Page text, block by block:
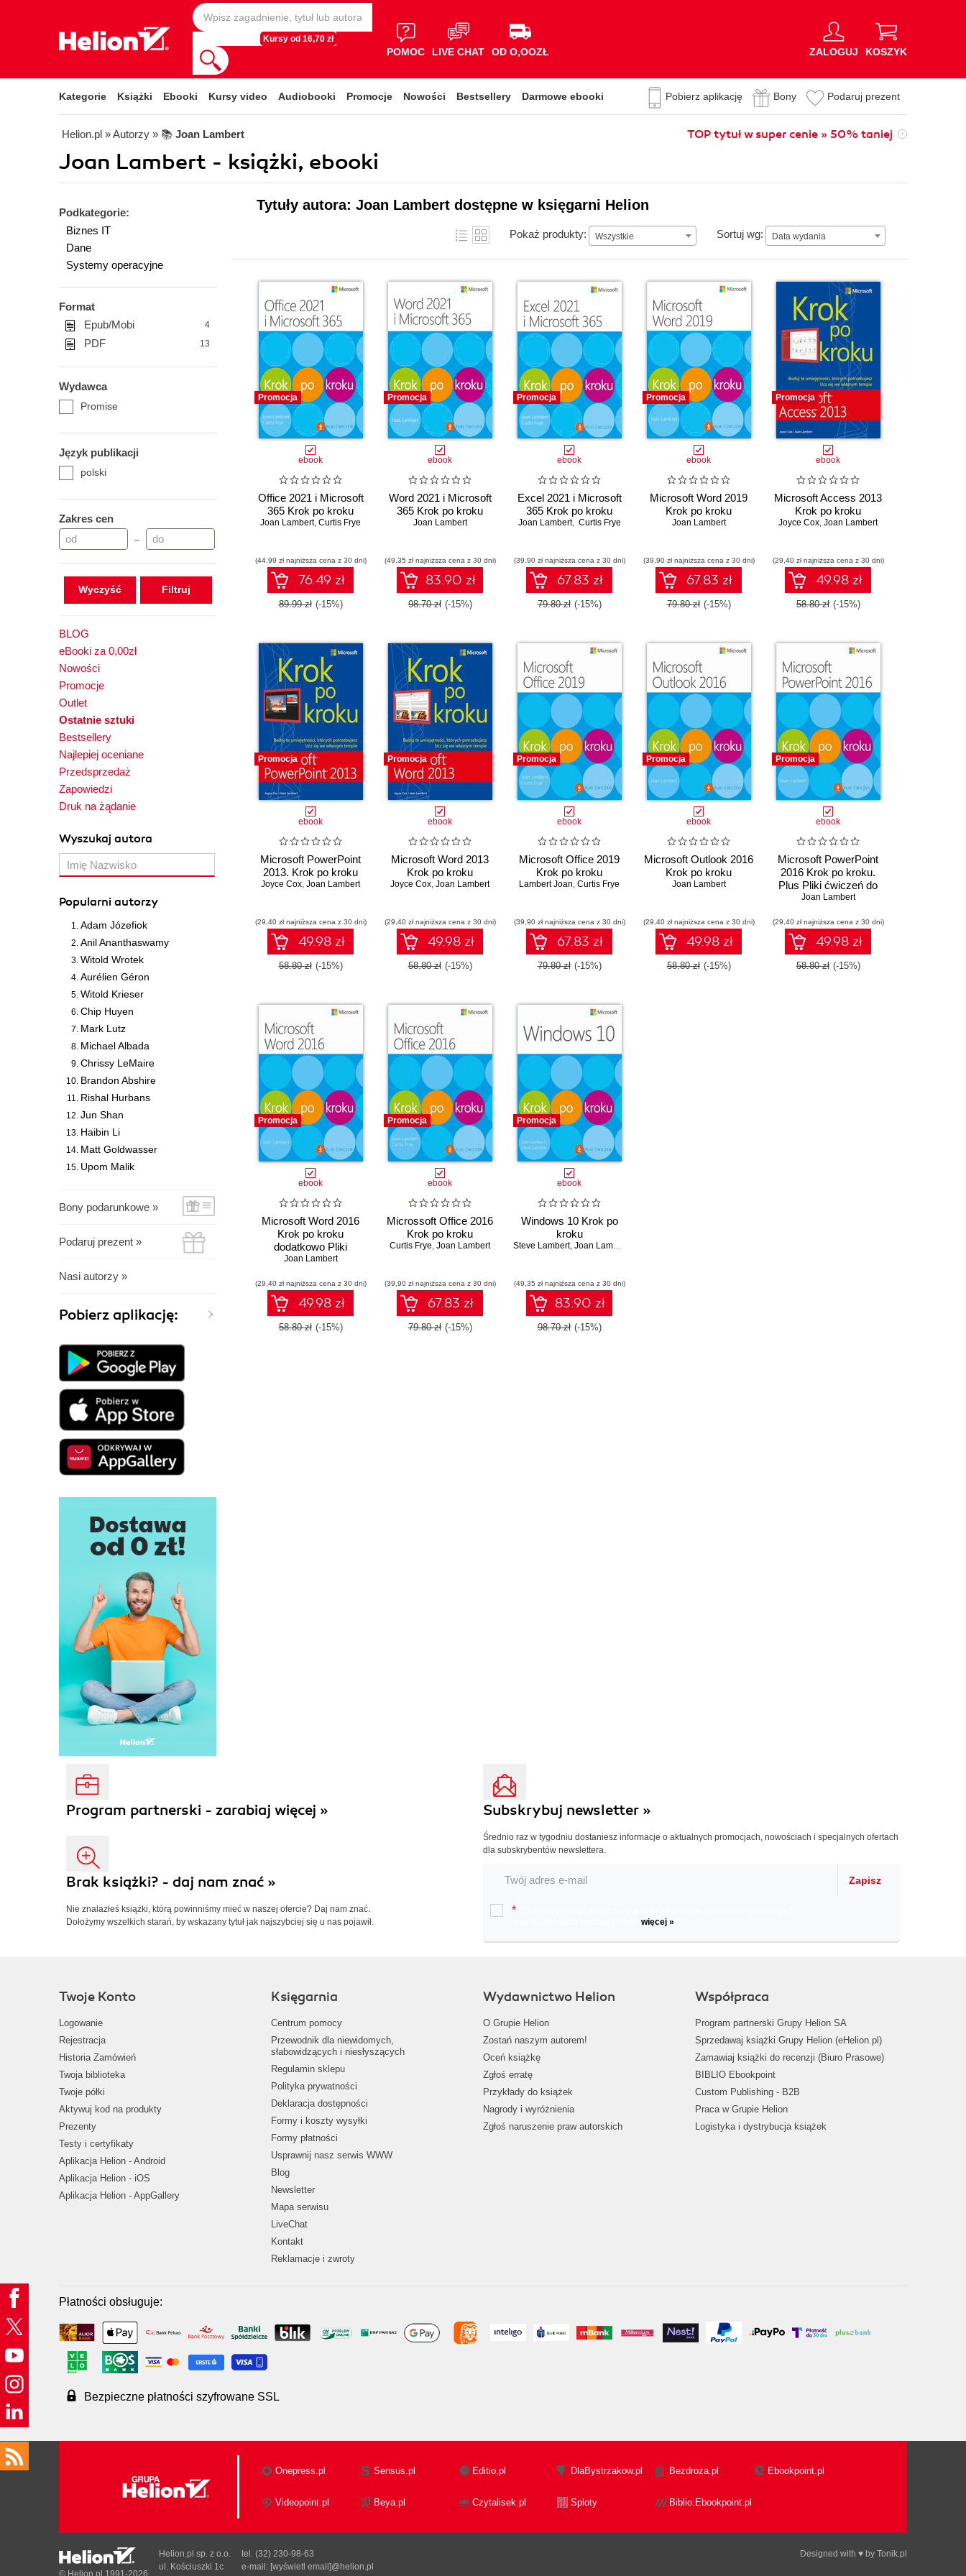
Kursy od 16,70 zł
POMOC LIVE CHAT OD O,OOZŁ ZALOGUJ KOSZYK
Kategorie Książki Ebooki Kursy video Audiobooki Promocje Nowości Bestsellery Darmowe ebooki Pobierz aplikację Bony Podaruj prezent
Helion.pl » Autorzy » 📚 Joan Lambert TOP tytuł w super cenie » 50% taniej
Joan Lambert - książki, ebooki
Podkategorie:
Biznes IT
Dane
Systemy operacyjne
Format
Epub/Mobi
4
PDF 13
Wydawca
Promise
Język publikacji
polski
Zakres cen
–
Wyczyść
BLOG
eBooki za 0,00zł
Nowości
Promocje
Outlet
Ostatnie sztuki
Bestsellery
Najlepiej oceniane
Przedsprzedaż
Zapowiedzi
Druk na żądanie
Wyszukaj autora
Popularni autorzy
Adam Józefiok
Anil Ananthaswamy
Witold Wrotek
Aurélien Géron
Witold Krieser
Chip Huyen
Mark Lutz
Michael Albada
Chrissy LeMaire
Brandon Abshire
Rishal Hurbans
Jun Shan
Haibin Li
Matt Goldwasser
Upom Malik
Bony podarunkowe »
Podaruj prezent »
Nasi autorzy »
Pobierz aplikację:
Tytuły autora: Joan Lambert dostępne w księgarni Helion
Pokaż produkty: Wszystkie Sortuj wg: Data wydania
Data wydania
Promocja
ebook
Office 2021 i Microsoft
365 Krok po kroku
Joan Lambert, Curtis Frye
(44,99 zł najniższa cena z 30 dni)
76.49 zł
89.99 zł (-15%)
Promocja
ebook
Word 2021 i Microsoft
365 Krok po kroku
Joan Lambert
(49,35 zł najniższa cena z 30 dni)
83.90 zł
98.70 zł (-15%)
Promocja
ebook
Excel 2021 i Microsoft
365 Krok po kroku
Joan Lambert, Curtis Frye
(39,90 zł najniższa cena z 30 dni)
67.83 zł
79.80 zł (-15%)
Promocja
ebook
Microsoft Word 2019
Krok po kroku
Joan Lambert
(39,90 zł najniższa cena z 30 dni)
67.83 zł
79.80 zł (-15%)
Promocja
ebook
Microsoft Access 2013
Krok po kroku
Joyce Cox, Joan Lambert
(29,40 zł najniższa cena z 30 dni)
49.98 zł
58.80 zł (-15%)
Promocja
ebook
Microsoft PowerPoint
2013. Krok po kroku
Joyce Cox, Joan Lambert
(29,40 zł najniższa cena z 30 dni)
49.98 zł
58.80 zł (-15%)
Promocja
ebook
Microsoft Word 2013
Krok po kroku
Joyce Cox, Joan Lambert
(29,40 zł najniższa cena z 30 dni)
49.98 zł
58.80 zł (-15%)
Promocja
ebook
Microsoft Office 2019
Krok po kroku
Lambert Joan, Curtis Frye
(39,90 zł najniższa cena z 30 dni)
67.83 zł
79.80 zł (-15%)
Promocja
ebook
Microsoft Outlook 2016
Krok po kroku
Joan Lambert
(29,40 zł najniższa cena z 30 dni)
49.98 zł
58.80 zł (-15%)
Promocja
ebook
Microsoft PowerPoint
2016 Krok po kroku.
Plus Pliki ćwiczeń do
pobrania
Joan Lambert
(29,40 zł najniższa cena z 30 dni)
49.98 zł
58.80 zł (-15%)
Promocja
ebook
Microsoft Word 2016
Krok po kroku
dodatkowo Pliki
ćwiczeń do pobrania
Joan Lambert
(29,40 zł najniższa cena z 30 dni)
49.98 zł
58.80 zł (-15%)
Promocja
ebook
Microssoft Office 2016
Krok po kroku
Curtis Frye, Joan Lambert
(39,90 zł najniższa cena z 30 dni)
67.83 zł
79.80 zł (-15%)
Promocja
ebook
Windows 10 Krok po
kroku
Steve Lambert, Joan Lambert
(49,35 zł najniższa cena z 30 dni)
83.90 zł
98.70 zł (-15%)
Program partnerski - zarabiaj więcej »
Brak książki? - daj nam znać »
Nie znalazłeś książki, którą powinniśmy mieć w naszej ofercie? Daj nam znać.
Dołożymy wszelkich starań, by wskazany tytuł jak najszybciej się u nas pojawił.
Subskrybuj newsletter »
Średnio raz w tygodniu dostaniesz informacje o aktualnych promocjach, nowościach i specjalnych ofertach
dla subskrybentów newslettera.
Zapisz
*
więcej »
Twoje Konto
Logowanie
Rejestracja
Historia Zamówień
Twoja biblioteka
Twoje półki
Aktywuj kod na produkty
Prezenty
Testy i certyfikaty
Aplikacja Helion - Android
Aplikacja Helion - iOS
Aplikacja Helion - AppGallery
Księgarnia
Centrum pomocy
Przewodnik dla niewidomych,
słabowidzących i niesłyszących
Regulamin sklepu
Polityka prywatności
Deklaracja dostępności
Formy i koszty wysyłki
Formy płatności
Usprawnij nasz serwis WWW
Blog
Newsletter
Mapa serwisu
LiveChat
Kontakt
Reklamacje i zwroty
Wydawnictwo Helion
O Grupie Helion
Zostań naszym autorem!
Oceń książkę
Zgłoś erratę
Przykłady do książek
Nagrody i wyróżnienia
Zgłoś naruszenie praw autorskich
Współpraca
Program partnerski Grupy Helion SA
Sprzedawaj książki Grupy Helion (eHelion.pl)
Zamawiaj książki do recenzji (Biuro Prasowe)
BIBLIO Ebookpoint
Custom Publishing - B2B
Praca w Grupie Helion
Logistyka i dystrybucja książek
Płatności obsługuje:
Bezpieczne płatności szyfrowane SSL
Onepress.pl Sensus.pl Editio.pl DlaBystrzakow.pl Bezdroza.pl Ebookpoint.pl
Videopoint.pl Beya.pl Czytalisek.pl Sploty Biblio.Ebookpoint.pl
Designed with ♥ by Tonik.pl
© Helion.pl 1991-2026
Helion.pl sp. z o.o.
ul. Kościuszki 1c
tel. (32) 230-98-63
e-mail: [wyświetl email]@helion.pl